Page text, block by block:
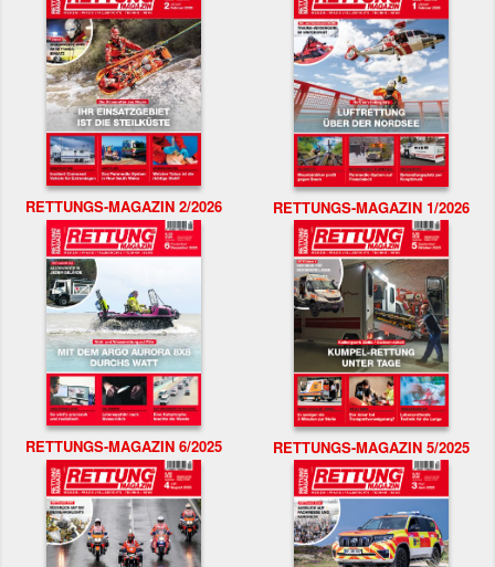
RETTUNGS-MAGAZIN 2/2026 RETTUNGS-MAGAZIN 1/2026
RETTUNGS-MAGAZIN 6/2025 RETTUNGS-MAGAZIN 5/2025